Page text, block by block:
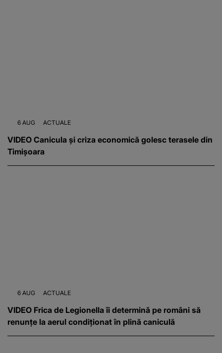
6 AUG ACTUALE
VIDEO Canicula și criza economică golesc terasele din
Timișoara
6 AUG ACTUALE
VIDEO Frica de Legionella îi determină pe români să
renunțe la aerul condiționat în plină caniculă